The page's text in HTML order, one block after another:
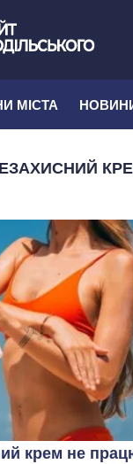
МІСТА
крем не